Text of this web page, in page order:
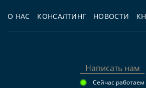
Для жизни:покупателям,
Для инвестиций:
тем, кто
О НАС КОНСАЛТИНГ НОВОСТИ
Написать нам
Сейчас работаем